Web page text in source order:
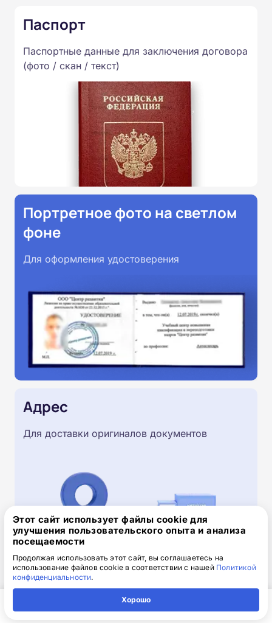
Паспорт
Паспортные данные для заключения договора
(фото / скан / текст)
Портретное фото на светлом
фоне
Для оформления удостоверения
Адрес
Для доставки оригиналов документов
Скачайте заявку на обучение
Этот сайт использует файлы cookie для
улучшения пользовательского опыта и анализа
посещаемости
Продолжая использовать этот сайт, вы соглашаетесь на
использование файлов cookie в соответствии с нашей Политикой
конфиденциальности.
Хорошо